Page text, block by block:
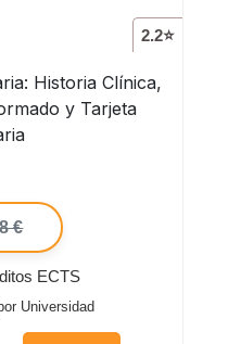
2.2⭐
Historia Clínica,
y Tarjeta
€
ECTS
Universidad